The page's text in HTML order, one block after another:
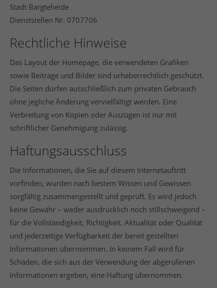
About us
elit.
Aenean commodo ligula eget dolor. Aenean massa.
Cum sociis natoque penatibus et magnis dis
parturient montes, nascetur ridiculus mus. Donec
Login
Stadt Bargteheide
Dienststellen Nr. 0707706
Rechtliche Hinweise
Das Layout der Homepage, die verwendeten Grafiken
sowie Beiträge und Bilder sind urheberrechtlich geschützt.
Die Seiten dürfen ausschließlich zum privaten Gebrauch
ohne jegliche Änderung vervielfältigt werden. Eine
Verbreitung von Kopien oder Auszügen ist nur mit
schriftlicher Genehmigung zulässig.
Haftungsausschluss
Die Informationen, die Sie auf diesem Internetauftritt
vorfinden, wurden nach bestem Wissen und Gewissen
sorgfältig zusammengestellt und geprüft. Es wird jedoch
keine Gewähr – weder ausdrücklich noch stillschweigend –
für die Vollständigkeit, Richtigkeit, Aktualität oder Qualität
und jederzeitige Verfügbarkeit der bereit gestellten
Informationen übernommen. In keinem Fall wird für
Schäden, die sich aus der Verwendung der abgerufenen
Informationen ergeben, eine Haftung übernommen.